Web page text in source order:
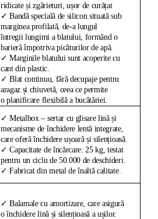
ridicate și zgârieturi, ușor de curățat
✓ Bandă specială de silicon situată sub
marginea profilată, de-a lungul
întregii lungimi a blatului, formând o
barieră împotriva picăturilor de apă.
✓ Marginile blatului sunt acoperite cu
cant din plastic.
✓ Blat continuu, fără decupaje pentru
aragaz și chiuvetă, ceea ce permite
o planificare flexibilă a bucătăriei.
✓ Metalbox – sertar cu glisare lină și
mecanisme de închidere lentă integrate,
care oferă închidere ușoară și silențioasă.
✓ Capacitate de încărcare: 25 kg, testat
pentru un ciclu de 50.000 de deschideri.
✓ Fabricat din metal de înaltă calitate.
✓ Balamale cu amortizare, care asigură
o închidere lină și silențioasă a ușilor.